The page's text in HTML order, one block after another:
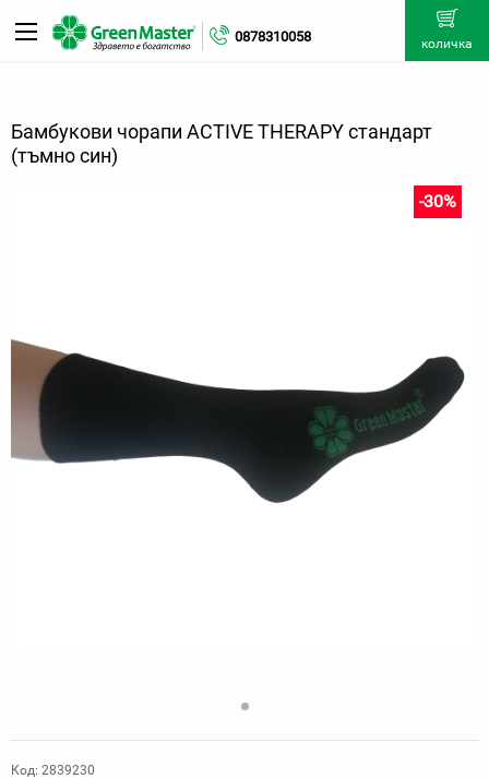
0878310058 количка
Бамбукови чорапи ACTIVE THERAPY стандарт
(тъмно син)
-30%
Код: 2839230